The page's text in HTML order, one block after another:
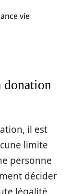
vie
donation
il est
limite
personne
décider
légalité,